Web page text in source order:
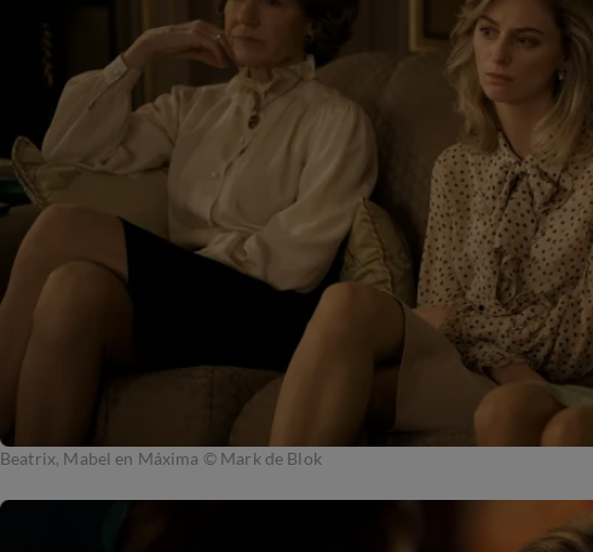
Beatrix, Mabel en Máxima © Mark de Blok